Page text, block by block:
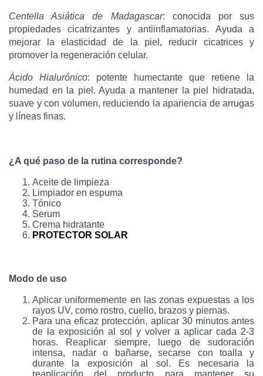
Centella Asiática de Madagascar: conocida por sus
propiedades cicatrizantes y antiinflamatorias. Ayuda a
mejorar la elasticidad de la piel, reducir cicatrices y
promover la regeneración celular.
Ácido Hialurónico: potente humectante que retiene la
humedad en la piel. Ayuda a mantener la piel hidratada,
suave y con volumen, reduciendo la apariencia de arrugas
y líneas finas.
¿A qué paso de la rutina corresponde?
Aceite de limpieza
Limpiador en espuma
Tónico
Serum
Crema hidratante
PROTECTOR SOLAR
Modo de uso
Aplicar uniformemente en las zonas expuestas a los
rayos UV, como rostro, cuello, brazos y piernas.
Para una eficaz protección, aplicar 30 minutos antes
de la exposición al sol y volver a aplicar cada 2-3
horas. Reaplicar siempre, luego de sudoración
intensa, nadar o bañarse, secarse con toalla y
durante la exposición al sol. Es necesaria la
reaplicación del producto para mantener su